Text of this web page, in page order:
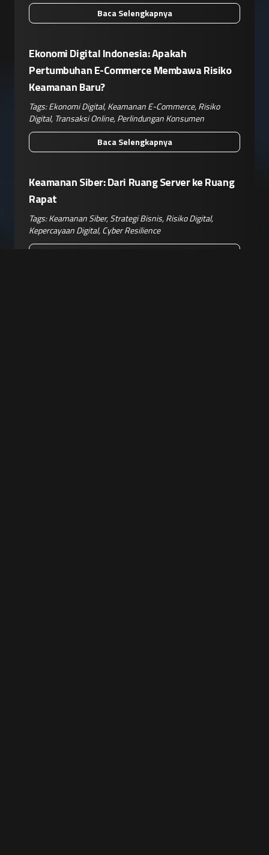
Baca Selengkapnya
Ekonomi Digital Indonesia: Apakah
Pertumbuhan E-Commerce Membawa Risiko
Keamanan Baru?
Tags:Ekonomi Digital,Keamanan E-Commerce,Risiko
Digital, Transaksi Online,Perlindungan Konsumen
Baca Selengkapnya
Keamanan Siber: Dari Ruang Server ke Ruang
Rapat
Tags:Keamanan Siber,Strategi Bisnis,Risiko Digital,
Kepercayaan Digital,Cyber Resilience